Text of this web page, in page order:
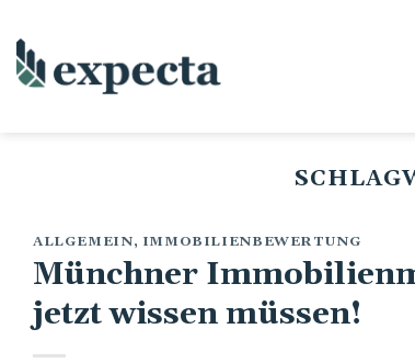
Inhalt
springen
ALLGEMEIN, IMMOBILIENBEWERTUNG
Münchner
jetzt wissen müssen!